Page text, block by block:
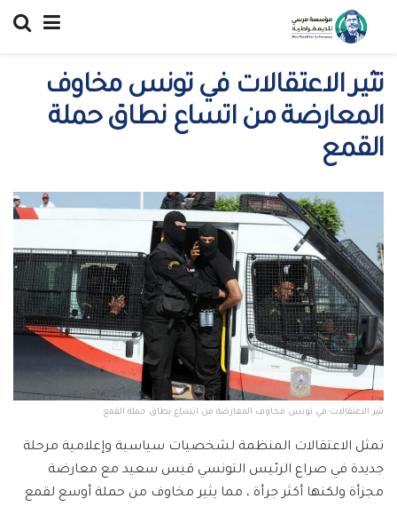
تثير الاعتقالات في تونس مخاوف
المعارضة من اتساع نطاق حملة
القمع
تثير الاعتقالات في تونس مخاوف المعارضة من اتساع نطاق حملة القمع
تمثل الاعتقالات المنظمة لشخصيات سياسية وإعلامية مرحلة
جديدة في صراع الرئيس التونسي قيس سعيد مع معارضة
مجزأة ولكنها أكثر جرأة ، مما يثير مخاوف من حملة أوسع لقمع